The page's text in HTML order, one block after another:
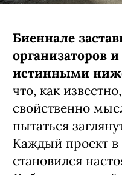
Биеннале
организаторов
истинными
что, как
свойственно
пытаться
Каждый проект в
становился